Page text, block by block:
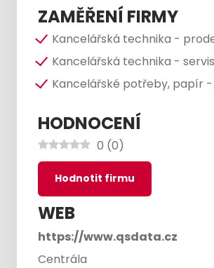
ZAMĚŘENÍ FIRMY
Kancelářská technika -
Kancelářská technika - servis
Kancelářské potřeby, papír
HODNOCENÍ
0 (0)
Hodnotit firmu
WEB
https://www.qsdata.cz
Centrála